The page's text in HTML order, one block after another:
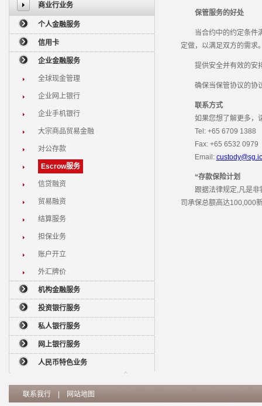
商业行业务
个人金融服务
信用卡
企业金融服务
全球现金管理
企业网上银行
企业手机银行
大宗商品贸易金融
对公存款
Escrow服务
信贷融资
贸易融资
结算服务
担保业务
账户开立
外汇牌价
机构金融服务
投资银行服务
私人银行服务
网上银行服务
人民币特色业务
保管服务的好处
当合约中的约定条件满
定做，以满足双方的需求
提供安全并有效的安排
确保当保管协议的协议
联系方式
如果您想了解更多，请
Tel: +65 6709 1388
Fax: +65 6532 0979
Email:
“存款保险计划
跟据法律规定,凡是非银
司承保总额高达100,000
联系我行 网站地图